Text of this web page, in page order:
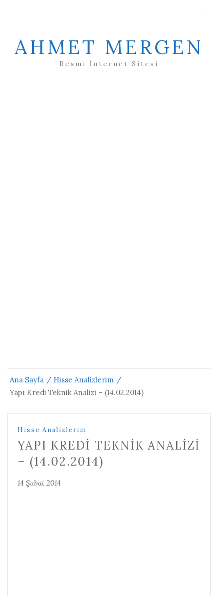
AHMET MERGEN
Resmi İnternet Sitesi
Ana Sayfa
Hisse Analizlerim
Yapı Kredi Teknik Analizi – (14.02.2014)
Hisse Analizlerim
YAPI KREDI TEKNIK ANALIZI
– (14.02.2014)
14 Şubat 2014